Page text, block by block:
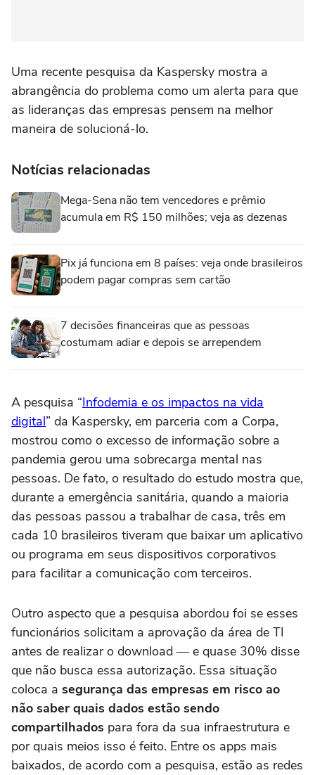
Uma recente pesquisa da Kaspersky mostra a
abrangência do problema como um alerta para que
as lideranças das empresas pensem na melhor
maneira de solucioná-lo.
Notícias relacionadas
Mega-Sena não tem vencedores e prêmio
acumula em R$ 150 milhões; veja as dezenas
Pix já funciona em 8 países: veja onde brasileiros
podem pagar compras sem cartão
7 decisões financeiras que as pessoas
costumam adiar e depois se arrependem
A pesquisa “Infodemia e os impactos na vida
digital” da Kaspersky, em parceria com a Corpa,
mostrou como o excesso de informação sobre a
pandemia gerou uma sobrecarga mental nas
pessoas. De fato, o resultado do estudo mostra que,
durante a emergência sanitária, quando a maioria
das pessoas passou a trabalhar de casa, três em
cada 10 brasileiros tiveram que baixar um aplicativo
ou programa em seus dispositivos corporativos
para facilitar a comunicação com terceiros.
Outro aspecto que a pesquisa abordou foi se esses
funcionários solicitam a aprovação da área de TI
antes de realizar o download ― e quase 30% disse
que não busca essa autorização. Essa situação
coloca a segurança das empresas em risco ao
não saber quais dados estão sendo
compartilhados para fora da sua infraestrutura e
por quais meios isso é feito. Entre os apps mais
baixados, de acordo com a pesquisa, estão as redes